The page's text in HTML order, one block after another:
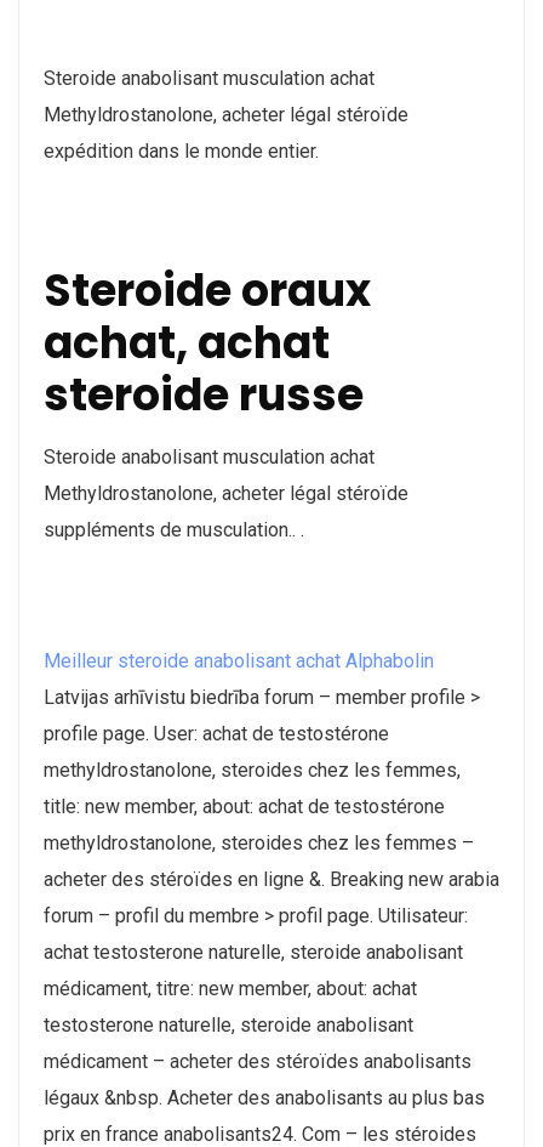
Steroide anabolisant musculation achat
Methyldrostanolone, acheter légal stéroïde
expédition dans le monde entier.
Steroide oraux
achat, achat
steroide russe
Steroide anabolisant musculation achat
Methyldrostanolone, acheter légal stéroïde
suppléments de musculation.. .
Meilleur steroide anabolisant achat Alphabolin
Latvijas arhīvistu biedrība forum – member profile >
profile page. User: achat de testostérone
methyldrostanolone, steroides chez les femmes,
title: new member, about: achat de testostérone
methyldrostanolone, steroides chez les femmes –
acheter des stéroïdes en ligne &. Breaking new arabia
forum – profil du membre > profil page. Utilisateur:
achat testosterone naturelle, steroide anabolisant
médicament, titre: new member, about: achat
testosterone naturelle, steroide anabolisant
médicament – acheter des stéroïdes anabolisants
légaux &nbsp. Acheter des anabolisants au plus bas
prix en france anabolisants24. Com – les stéroides